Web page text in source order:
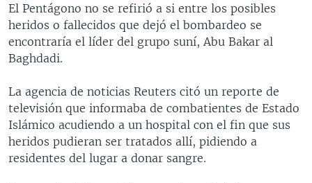
El Pentágono no se refirió a si entre los posibles
heridos o fallecidos que dejó el bombardeo se
encontraría el líder del grupo suní, Abu Bakar al
Baghdadi.
La agencia de noticias Reuters citó un reporte de
televisión que informaba de combatientes de Estado
Islámico acudiendo a un hospital con el fin que sus
heridos pudieran ser tratados allí, pidiendo a
residentes del lugar a donar sangre.